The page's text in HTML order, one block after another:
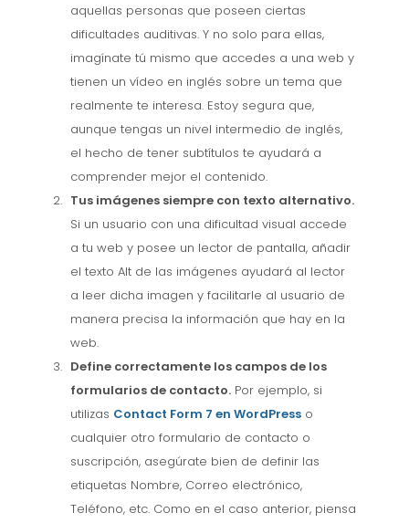
aquellas personas que poseen ciertas
dificultades auditivas. Y no solo para ellas,
imagínate tú mismo que accedes a una web y
tienen un vídeo en inglés sobre un tema que
realmente te interesa. Estoy segura que,
aunque tengas un nivel intermedio de inglés,
el hecho de tener subtítulos te ayudará a
comprender mejor el contenido.
Tus imágenes siempre con texto alternativo.
Si un usuario con una dificultad visual accede
a tu web y posee un lector de pantalla, añadir
el texto Alt de las imágenes ayudará al lector
a leer dicha imagen y facilitarle al usuario de
manera precisa la información que hay en la
web.
Define correctamente los campos de los
formularios de contacto. Por ejemplo, si
utilizas Contact Form 7 en WordPress o
cualquier otro formulario de contacto o
suscripción, asegúrate bien de definir las
etiquetas Nombre, Correo electrónico,
Teléfono, etc. Como en el caso anterior, piensa